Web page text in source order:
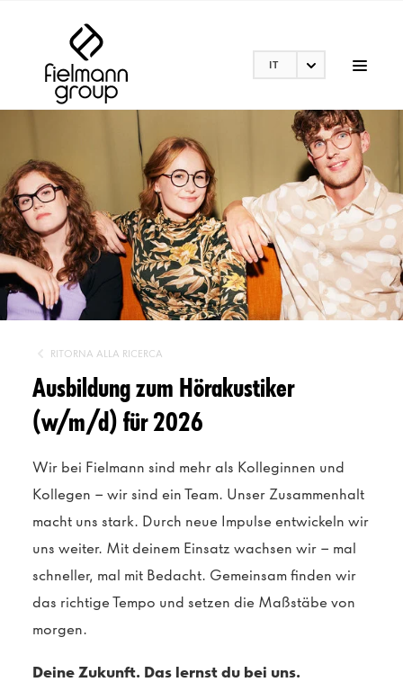
IT
RITORNA ALLA RICERCA
Ausbildung zum Hörakustiker
(w/m/d) für 2026
Wir bei Fielmann sind mehr als Kolleginnen und
Kollegen – wir sind ein Team. Unser Zusammenhalt
macht uns stark. Durch neue Impulse entwickeln wir
uns weiter. Mit deinem Einsatz wachsen wir – mal
schneller, mal mit Bedacht. Gemeinsam finden wir
das richtige Tempo und setzen die Maßstäbe von
morgen.
Deine Zukunft. Das lernst du bei uns.